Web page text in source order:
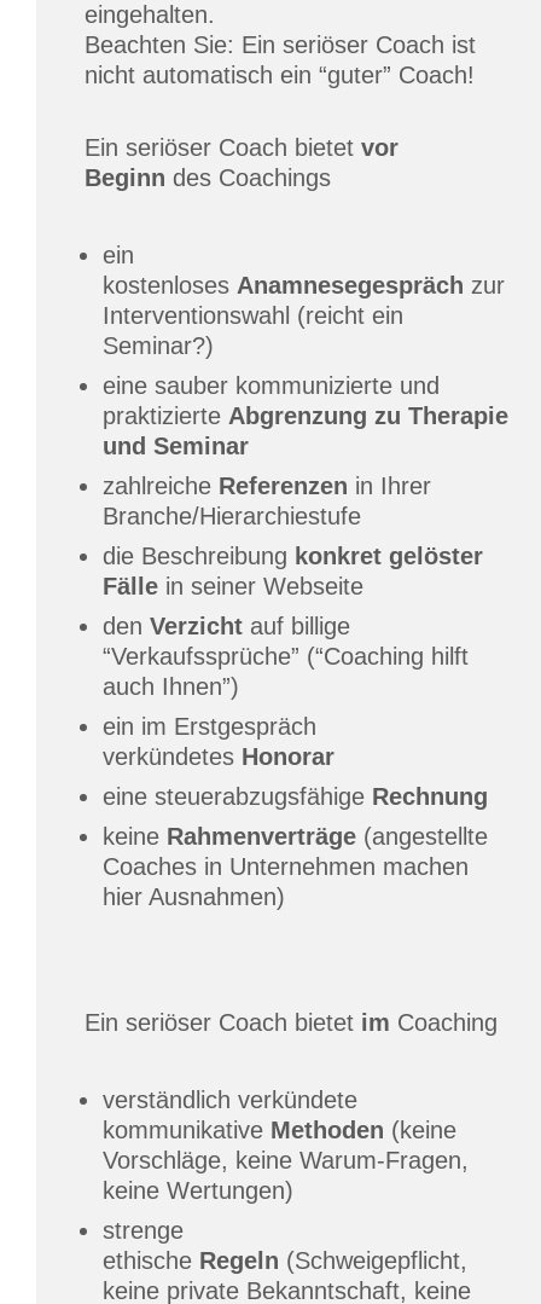
eingehalten.
Beachten Sie: Ein seriöser Coach ist
nicht automatisch ein “guter” Coach!
Ein seriöser Coach bietet vor
Beginn des Coachings
ein
kostenloses Anamnesegespräch zur
Interventionswahl (reicht ein
Seminar?)
eine sauber kommunizierte und
praktizierte Abgrenzung zu Therapie
und Seminar
zahlreiche Referenzen in Ihrer
Branche/Hierarchiestufe
die Beschreibung konkret gelöster
Fälle in seiner Webseite
den Verzicht auf billige
“Verkaufssprüche” (“Coaching hilft
auch Ihnen”)
ein im Erstgespräch
verkündetes Honorar
eine steuerabzugsfähige Rechnung
keine Rahmenverträge (angestellte
Coaches in Unternehmen machen
hier Ausnahmen)
Ein seriöser Coach bietet im Coaching
verständlich verkündete
kommunikative Methoden (keine
Vorschläge, keine Warum-Fragen,
keine Wertungen)
strenge
ethische Regeln (Schweigepflicht,
keine private Bekanntschaft, keine